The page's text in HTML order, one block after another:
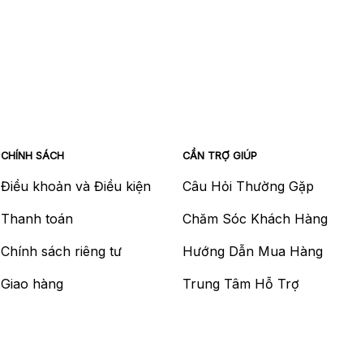
CHÍNH SÁCH
Điều khoản và Điều kiện
Thanh toán
Chính sách riêng tư
Giao hàng
CẦN TRỢ GIÚP
Câu Hỏi Thường Gặp
Chăm Sóc Khách Hàng
Hướng Dẫn Mua Hàng
Trung Tâm Hỗ Trợ